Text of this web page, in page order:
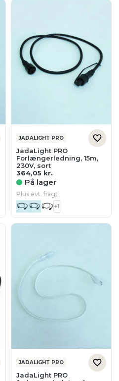
JADALIGHT PRO
JadaLight PRO
Forlængerledning, 15m,
230V, sort
364,05 kr.
På lager
Plus evt. fragt
+1
JADALIGHT PRO
JadaLight PRO